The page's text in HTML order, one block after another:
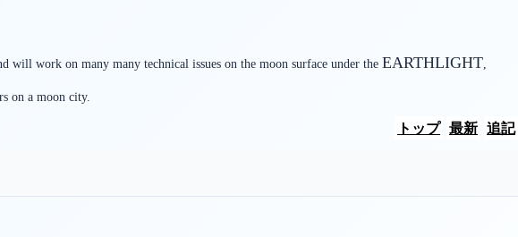
will work on many many technical issues on the moon surface under the EARTHLIGHT
on a moon city.
トップ 最新 追記